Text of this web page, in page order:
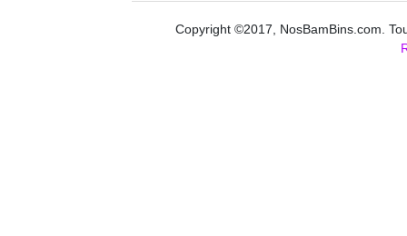
Copyright ©2017, NosBamBins.com.